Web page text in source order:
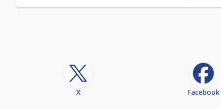
X Facebook